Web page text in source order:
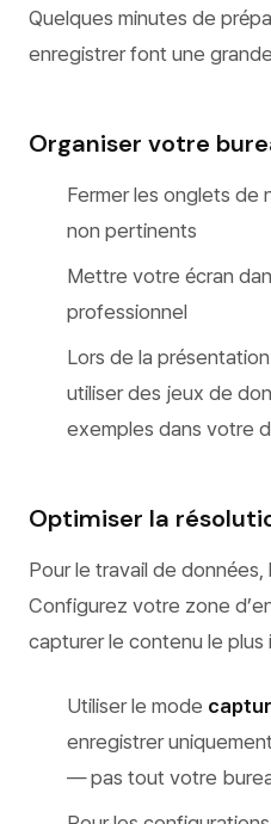
Quelques minutes de
enregistrer font une
Organiser votre
Fermer les onglets de
non pertinents
Mettre votre écran
professionnel
Lors de la
utiliser des jeux de
exemples dans votre
Optimiser la
Pour le travail de
Configurez votre zone
capturer le contenu le plus
Utiliser le mode
enregistrer
— pas tout votre